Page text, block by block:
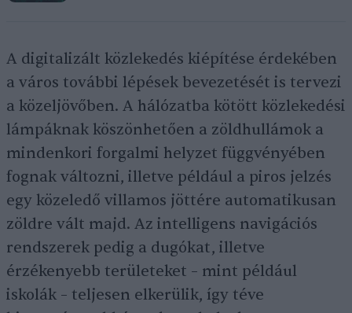
A digitalizált közlekedés kiépítése érdekében
a város további lépések bevezetését is tervezi
a közeljövőben. A hálózatba kötött közlekedési
lámpáknak köszönhetően a zöldhullámok a
mindenkori forgalmi helyzet függvényében
fognak változni, illetve például a piros jelzés
egy közeledő villamos jöttére automatikusan
zöldre vált majd. Az intelligens navigációs
rendszerek pedig a dugókat, illetve
érzékenyebb területeket – mint például
iskolák – teljesen elkerülik, így téve